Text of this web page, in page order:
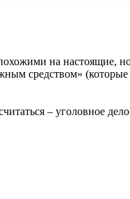
на настоящие,
средством» (которые
– уголовное дело